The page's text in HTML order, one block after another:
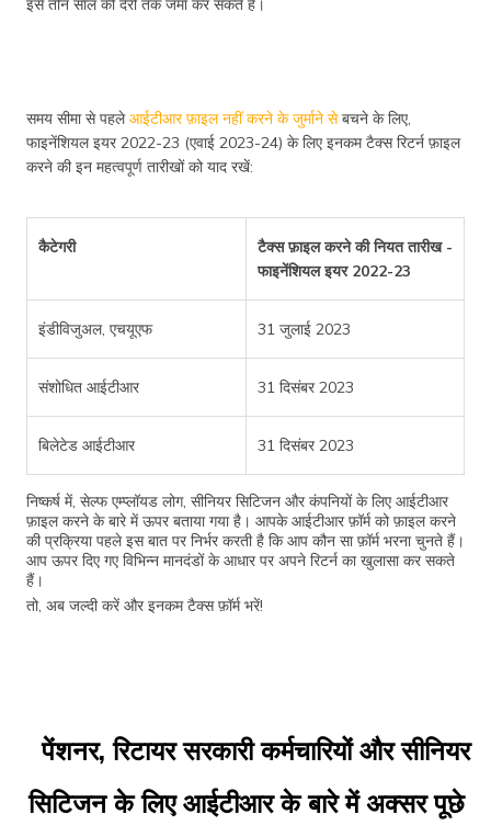
समय सीमा से पहलेआईटीआर फ़ाइल नहीं करने के जुर्माने सेबचने के लिए,
फाइनेंशियल इयर 2022-23 (एवाई 2023-24) के लिए इनकम टैक्स रिटर्न फ़ाइल
करने की इन महत्वपूर्ण तारीखों को याद रखें:
कैटेगरी
टैक्स फ़ाइल करने की नियत तारीख -
फाइनेंशियल इयर 2022-23
इंडीविजुअल, एचयूएफ 31 जुलाई 2023
संशोधित आईटीआर 31 दिसंबर 2023
बिलेटेड आईटीआर 31 दिसंबर 2023
निष्कर्ष में, सेल्फ एम्प्लॉयड लोग, सीनियर सिटिजन और कंपनियों के लिए आईटीआर
फ़ाइल करने के बारे में ऊपर बताया गया है। आपके आईटीआर फ़ॉर्म को फ़ाइल करने
की प्रक्रिया पहले इस बात पर निर्भर करती है कि आप कौन सा फ़ॉर्म भरना चुनते हैं।
आप ऊपर दिए गए विभिन्न मानदंडों के आधार पर अपने रिटर्न का खुलासा कर सकते
हैं।
तो, अब जल्दी करें और इनकम टैक्स फ़ॉर्म भरें!
पेंशनर, रिटायर सरकारी कर्मचारियों और सीनियर
सिटिजन के लिए आईटीआर के बारे में अक्सर पूछे